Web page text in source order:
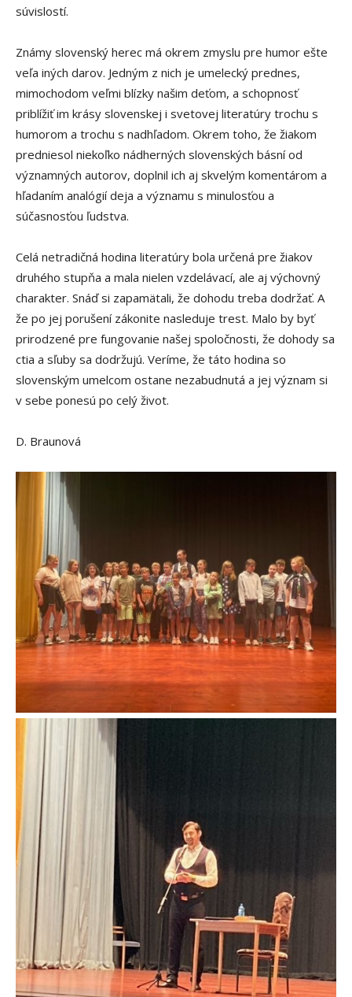
súvislostí.
Známy slovenský herec má okrem zmyslu pre humor ešte
veľa iných darov. Jedným z nich je umelecký prednes,
mimochodom veľmi blízky našim deťom, a schopnosť
priblížiť im krásy slovenskej i svetovej literatúry trochu s
humorom a trochu s nadhľadom. Okrem toho, že žiakom
predniesol niekoľko nádherných slovenských básní od
významných autorov, doplnil ich aj skvelým komentárom a
hľadaním analógií deja a významu s minulosťou a
súčasnosťou ľudstva.
Celá netradičná hodina literatúry bola určená pre žiakov
druhého stupňa a mala nielen vzdelávací, ale aj výchovný
charakter. Snáď si zapamätali, že dohodu treba dodržať. A
že po jej porušení zákonite nasleduje trest. Malo by byť
prirodzené pre fungovanie našej spoločnosti, že dohody sa
ctia a sľuby sa dodržujú. Veríme, že táto hodina so
slovenským umelcom ostane nezabudnutá a jej význam si
v sebe ponesú po celý život.
D. Braunová